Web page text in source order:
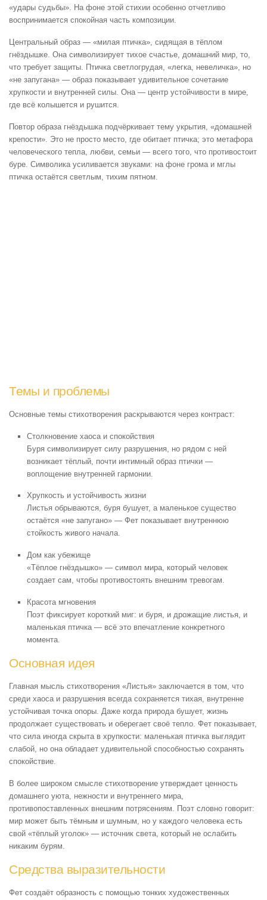
«удары судьбы». На фоне этой стихии особенно отчетливо
воспринимается спокойная часть композиции.
Центральный образ — «милая птичка», сидящая в тёплом
гнёздышке. Она символизирует тихое счастье, домашний мир, то,
что требует защиты. Птичка светлогрудая, «легка, невеличка», но
«не запугана» — образ показывает удивительное сочетание
хрупкости и внутренней силы. Она — центр устойчивости в мире,
где всё колышется и рушится.
Повтор образа гнёздышка подчёркивает тему укрытия, «домашней
крепости». Это не просто место, где обитает птичка; это метафора
человеческого тепла, любви, семьи — всего того, что противостоит
буре. Символика усиливается звуками: на фоне грома и мглы
птичка остаётся светлым, тихим пятном.
Темы и проблемы
Основные темы стихотворения раскрываются через контраст:
Столкновение хаоса и спокойствия
Буря символизирует силу разрушения, но рядом с ней
возникает тёплый, почти интимный образ птички —
воплощение внутренней гармонии.
Хрупкость и устойчивость жизни
Листья обрываются, буря бушует, а маленькое существо
остаётся «не запугано» — Фет показывает внутреннюю
стойкость живого начала.
Дом как убежище
«Тёплое гнёздышко» — символ мира, который человек
создает сам, чтобы противостоять внешним тревогам.
Красота мгновения
Поэт фиксирует короткий миг: и буря, и дрожащие листья, и
маленькая птичка — всё это впечатление конкретного
момента.
Основная идея
Главная мысль стихотворения «Листья» заключается в том, что
среди хаоса и разрушения всегда сохраняется тихая, внутренне
устойчивая точка опоры. Даже когда природа бушует, жизнь
продолжает существовать и оберегает своё тепло. Фет показывает,
что сила иногда скрыта в хрупкости: маленькая птичка выглядит
слабой, но она обладает удивительной способностью сохранять
спокойствие.
В более широком смысле стихотворение утверждает ценность
домашнего уюта, нежности и внутреннего мира,
противопоставленных внешним потрясениям. Поэт словно говорит:
мир может быть тёмным и шумным, но у каждого человека есть
свой «тёплый уголок» — источник света, который не ослабить
никаким бурям.
Средства выразительности
Фет создаёт образность с помощью тонких художественных